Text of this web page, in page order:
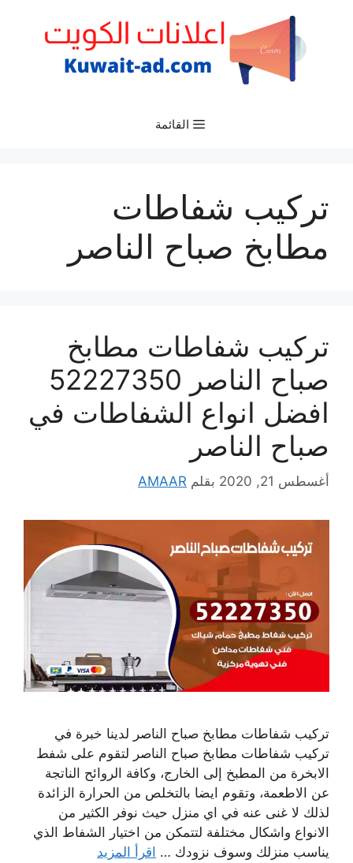
القائمة
تركيب شفاطات
مطابخ صباح الناصر
تركيب شفاطات مطابخ
صباح الناصر 52227350
افضل انواع الشفاطات في
صباح الناصر
أغسطس 21, 2020 بقلم AMAAR
تركيب شفاطات مطابخ صباح الناصر لدينا خبرة في
تركيب شفاطات مطابخ صباح الناصر لتقوم على شفط
الابخرة من المطبخ إلى الخارج، وكافة الروائح الناتجة
عن الاطعمة، وتقوم ايضا بالتخلص من الحرارة الزائدة
لذلك لا غنى عنه في اي منزل حيث نوفر الكثير من
الانواع واشكال مختلفة لتتمكن من اختيار الشفاط الذي
يناسب منزلك وسوف نزودك … اقرأ المزيد